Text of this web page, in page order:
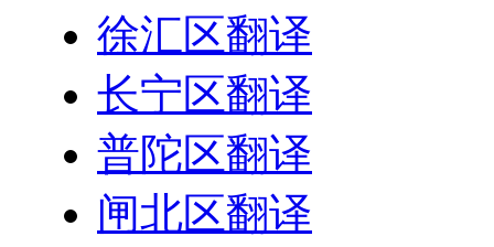
徐汇区翻译
长宁区翻译
普陀区翻译
闸北区翻译